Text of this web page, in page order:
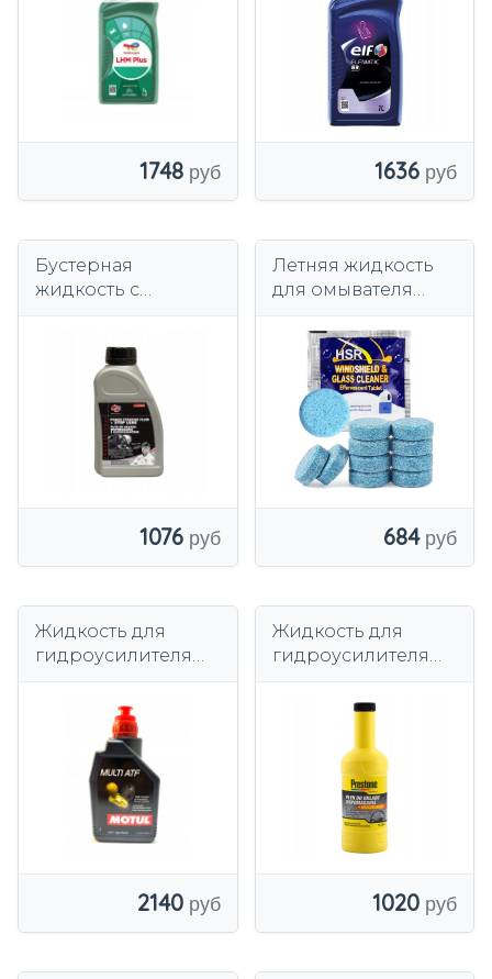
1748 1636
Бустерная
жидкость с
1076
Летняя жидкость
для омывателя
концентрат, 4 л.
684
Жидкость для
гидроусилителя
ATF Dextron III 1л.
2140
Жидкость для
гидроусилителя
1020